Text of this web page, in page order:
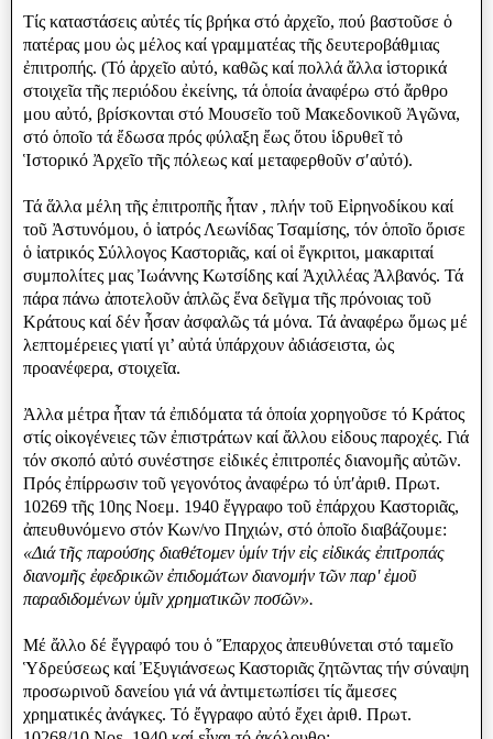
Τίς καταστάσεις αὐτές τίς βρήκα στό ἀρχεῖο, πού βαστοῦσε ὁ
πατέρας μου ὡς μέλος καί γραμματέας τῆς δευτεροβάθμιας
ἐπιτροπής. (Τό ἀρχεῖο αὐτό, καθῶς καί πολλά ἄλλα ἱστορικά
στοιχεῖα τῆς περιόδου ἐκείνης, τά ὁποία ἀναφέρω στό ἄρθρο
μου αὐτό, βρίσκονται στό Μουσεῖο τοῦ Μακεδονικοῦ Ἀγῶνα,
στό ὁποῖο τά ἔδωσα πρός φύλαξη ἔως ὅτου ἱδρυθεῖ τὀ
Ἱστορικό Ἀρχεῖο τῆς πόλεως καί μεταφερθοῦν σʹαὐτό).
Τά ἅλλα μέλη τῆς ἐπιτροπῆς ἦταν , πλήν τοῦ Εἰρηνοδίκου καί
τοῦ Ἀστυνόμου, ὁ ἰατρός Λεωνίδας Τσαμίσης, τόν ὁποῖο ὅρισε
ὁ ἰατρικός Σύλλογος Καστοριᾶς, καί οἱ ἔγκριτοι, μακαριταί
συμπολίτες μας Ἰωάννης Κωτσίδης καί Ἀχιλλέας Ἀλβανός. Τά
πάρα πάνω ἀποτελοῦν ἁπλῶς ἕνα δεῖγμα τῆς πρόνοιας τοῦ
Κράτους καί δέν ἧσαν ἀσφαλῶς τά μόνα. Τά ἀναφέρω ὅμως μέ
λεπτομέρειες γιατί γι’ αὐτά ὑπάρχουν ἀδιάσειστα, ὡς
προανέφερα, στοιχεῖα.
Ἀλλα μέτρα ἦταν τά ἐπιδόματα τά ὁποία χορηγοῦσε τό Κράτος
στίς οἰκογένειες τῶν ἐπιστράτων καί ἄλλου εἰδους παροχές. Γιά
τόν σκοπό αὐτό συνέστησε εἰδικές ἐπιτροπές διανομῆς αὐτῶν.
Πρός ἐπίρρωσιν τοῦ γεγονότος ἀναφέρω τό ὑπʹἀριθ. Πρωτ.
10269 τῆς 10ης Νοεμ. 1940 ἔγγραφο τοῦ ἐπάρχου Καστοριᾶς,
ἀπευθυνόμενο στόν Κων/νο Πηχιών, στό ὁποῖο διαβάζουμε:
«Διά τῆς παρούσης διαθέτομεν ὑμίν τήν εἰς εἰδικάς ἐπιτροπάς
διανομῆς ἐφεδρικῶν ἐπιδομάτων διανομήν τῶν παρʹ ἐμοῦ
παραδιδομένων ὑμῖν χρηματικῶν ποσῶν».
Μέ ἄλλο δέ ἔγγραφό του ὁ Ἕπαρχος ἀπευθύνεται στό ταμεῖο
Ὑδρεύσεως καί Ἐξυγιάνσεως Καστοριᾶς ζητῶντας τήν σύναψη
προσωρινοῦ δανείου γιά νά ἀντιμετωπίσει τίς ἄμεσες
χρηματικές ἀνάγκες. Τό ἔγγραφο αὐτό ἔχει ἀριθ. Πρωτ.